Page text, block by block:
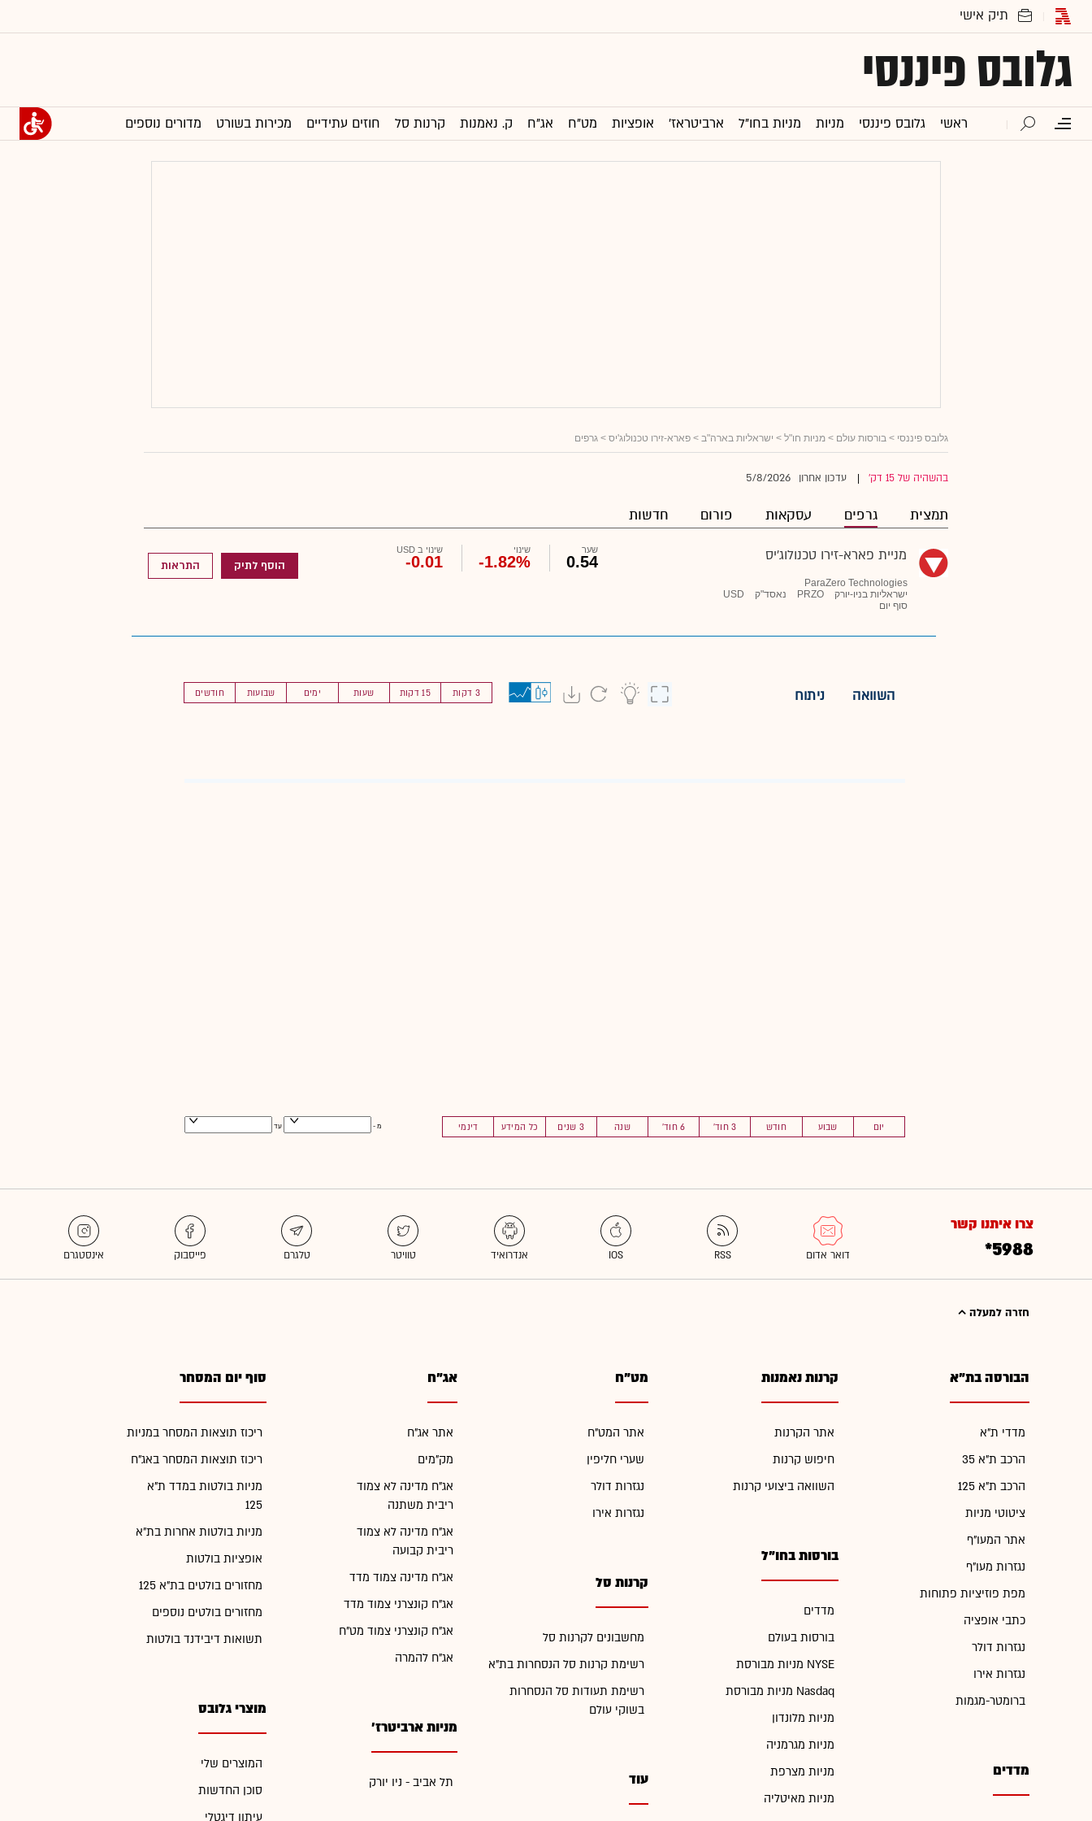
גלובס פיננסי
ראשי גלובס פיננסי מניות מניות בחו"ל ארביטראז' אופציות מט"ח אג"ח ק. נאמנות קרנות סל חוזים עתידיים מכירות בשורט מדורים נוספים
גלובס פיננסי > בורסות עולם > מניות חו"ל > ישראליות בארה"ב > פארא-זירו טכנולוג'יס > גרפים
בהשהיה של 15 דק' עדכון אחרון 5/8/2026
תמצית גרפים עסקאות פורום חדשות
מניית פארא-זירו טכנולוג'יס
ParaZero Technologies
ישראליות בניו-יורק
PRZO נאסד"ק
USD
סוף יום
שער
0.54
שינוי
-1.82%
שינוי ב USD
-0.01 הוסף לתיק התראות
חודשים שבועות ימים שעות 15 דקות 3 דקות השוואה ניתוח
יום שבוע חודש 3 חוד' 6 חוד' שנה 3 שנים כל המידע דינמי מ - עד
צרו איתנו קשר
*5988
חזרה למעלה
הבורסה בת"א
מדדי ת"א
הרכב ת"א 35
הרכב ת"א 125
ציטוטי מניות
אתר המעו"ף
נגזרות מעו"ף
מפת פוזיציות פתוחות
כתבי אופציה
נגזרות דולר
נגזרות אירו
ברומטר-מגמות
מדדים
קרנות נאמנות
אתר הקרנות
חיפוש קרנות
השוואה ביצועי קרנות
בורסות בחו"ל
מדדים
בורסות בעולם
מניות מבורסת NYSE
מניות מבורסת Nasdaq
מניות מלונדון
מניות מגרמניה
מניות מצרפת
מניות מאיטליה
מט"ח
אתר המט"ח
שערי חליפין
נגזרות דולר
נגזרות אירו
קרנות סל
מחשבונים לקרנות סל
רשימת קרנות סל הנסחרות בת"א
רשימת תעודות סל הנסחרות
בשוקי עולם
עוד
אג"ח
אתר אג"ח
מק"מים
אג"ח מדינה לא צמוד
ריבית משתנה
אג"ח מדינה לא צמוד
ריבית קבועה
אג"ח מדינה צמוד מדד
אג"ח קונצרני צמוד מדד
אג"ח קונצרני צמוד מט"ח
אג"ח להמרה
מניות ארביטרז'
תל אביב - ניו יורק
סוף יום המסחר
ריכוז תוצאות המסחר במניות
ריכוז תוצאות המסחר באג"ח
מניות בולטות במדד ת"א
125
מניות בולטות אחרות בת"א
אופציות בולטות
מחזורים בולטים בת"א 125
מחזורים בולטים נוספים
תשואות דיבידנד בולטות
מוצרי גלובס
המוצרים שלי
סוכן החדשות
עיתון דיגטלי